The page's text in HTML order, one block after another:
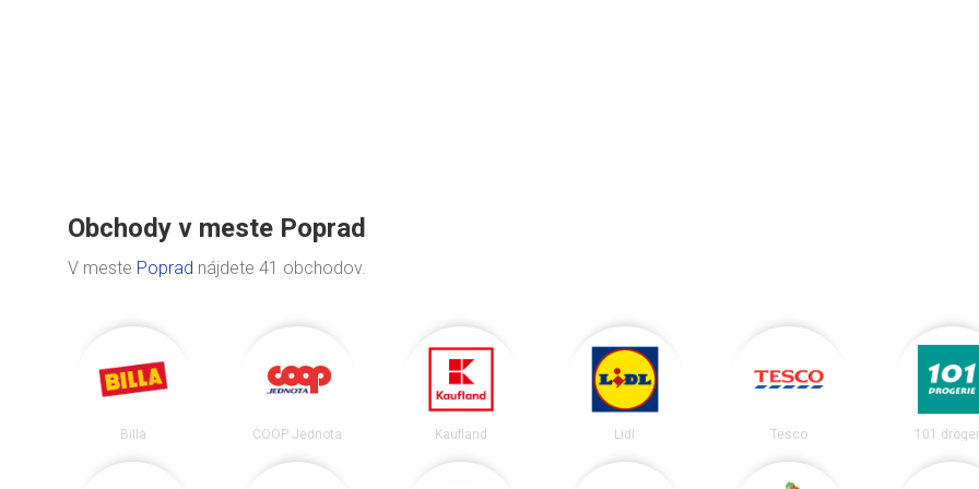
Obchody v meste Poprad
V meste Poprad nájdete 41 obchodov.
Billa COOP Jednota Kaufland Lidl Tesco 101